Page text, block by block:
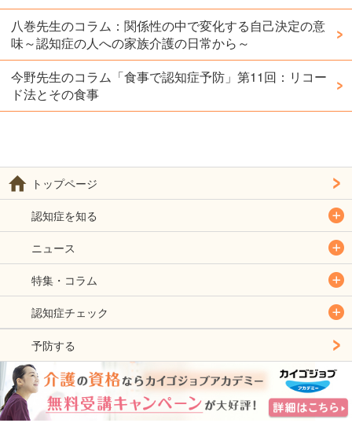
八巻先生のコラム：関係性の中で変化する自己決定の意
味～認知症の人への家族介護の日常から～
今野先生のコラム「食事で認知症予防」第11回：リコー
ド法とその食事
トップページ
認知症を知る
ニュース
特集・コラム
認知症チェック
予防する